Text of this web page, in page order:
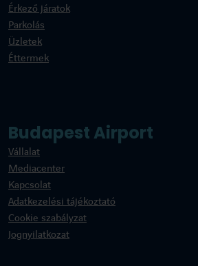
Érkező járatok
Parkolás
Üzletek
Éttermek
Budapest Airport
Vállalat
Mediacenter
Kapcsolat
Adatkezelési tájékoztató
Cookie szabályzat
Jognyilatkozat